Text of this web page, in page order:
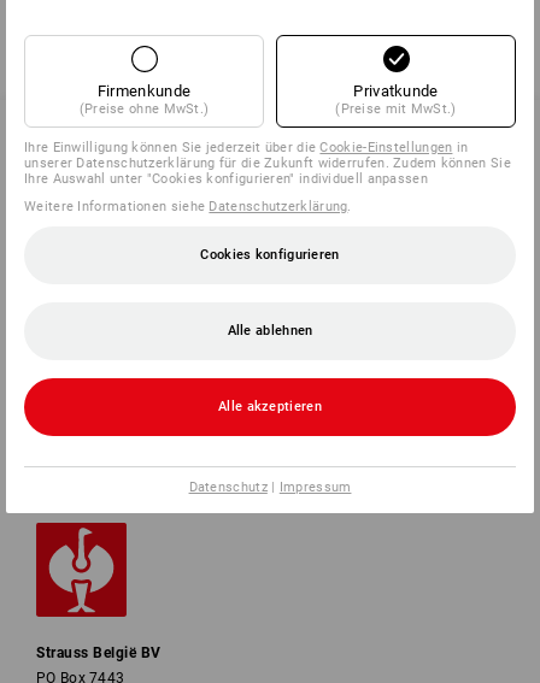
SERVICE 02 400 27 64
INFORMATIONEN
ZAHLARTEN
Strauss België BV
PO Box 7443
Firmenkunde
(Preise ohne MwSt.)
Privatkunde
(Preise mit MwSt.)
Ihre Einwilligung können Sie jederzeit über dieCookie-Einstellungen in
unserer Datenschutzerklärung für die Zukunft widerrufen. Zudem können Sie
Ihre Auswahl unter "Cookies konfigurieren" individuell anpassen
Weitere Informationen siehe Datenschutzerklärung.
Cookies konfigurieren
Alle ablehnen
Alle akzeptieren
Datenschutz| Impressum